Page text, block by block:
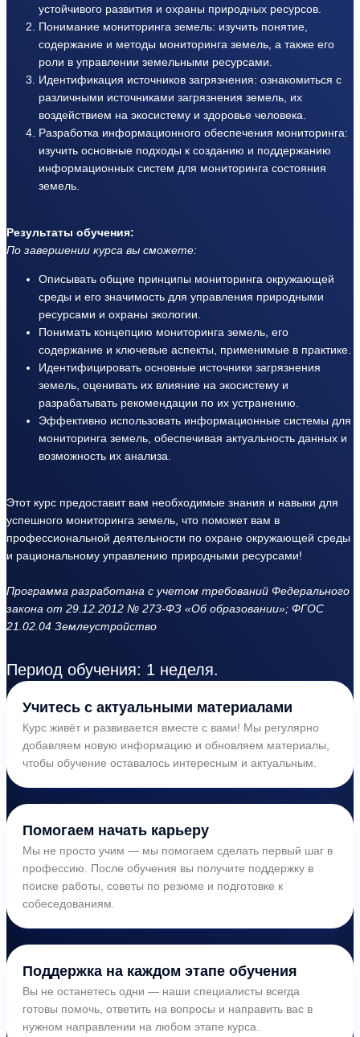
устойчивого развития и охраны природных ресурсов.
Понимание мониторинга земель: изучить понятие,
содержание и методы мониторинга земель, а также его
роли в управлении земельными ресурсами.
Идентификация источников загрязнения: ознакомиться с
различными источниками загрязнения земель, их
воздействием на экосистему и здоровье человека.
Разработка информационного обеспечения мониторинга:
изучить основные подходы к созданию и поддержанию
информационных систем для мониторинга состояния
земель.
Результаты обучения:
По завершении курса вы сможете:
Описывать общие принципы мониторинга окружающей
среды и его значимость для управления природными
ресурсами и охраны экологии.
Понимать концепцию мониторинга земель, его
содержание и ключевые аспекты, применимые в практике.
Идентифицировать основные источники загрязнения
земель, оценивать их влияние на экосистему и
разрабатывать рекомендации по их устранению.
Эффективно использовать информационные системы для
мониторинга земель, обеспечивая актуальность данных и
возможность их анализа.
Этот курс предоставит вам необходимые знания и навыки для
успешного мониторинга земель, что поможет вам в
профессиональной деятельности по охране окружающей среды
и рациональному управлению природными ресурсами!
Программа разработана с учетом требований Федерального
закона от 29.12.2012 № 273-ФЗ «Об образовании»; ФГОС
21.02.04 Землеустройство
Период обучения: 1 неделя.
Учитесь с актуальными материалами
Курс живёт и развивается вместе с вами! Мы регулярно
добавляем новую информацию и обновляем материалы,
чтобы обучение оставалось интересным и актуальным.
Помогаем начать карьеру
Мы не просто учим — мы помогаем сделать первый шаг в
профессию. После обучения вы получите поддержку в
поиске работы, советы по резюме и подготовке к
собеседованиям.
Поддержка на каждом этапе обучения
Вы не останетесь одни — наши специалисты всегда
готовы помочь, ответить на вопросы и направить вас в
нужном направлении на любом этапе курса.